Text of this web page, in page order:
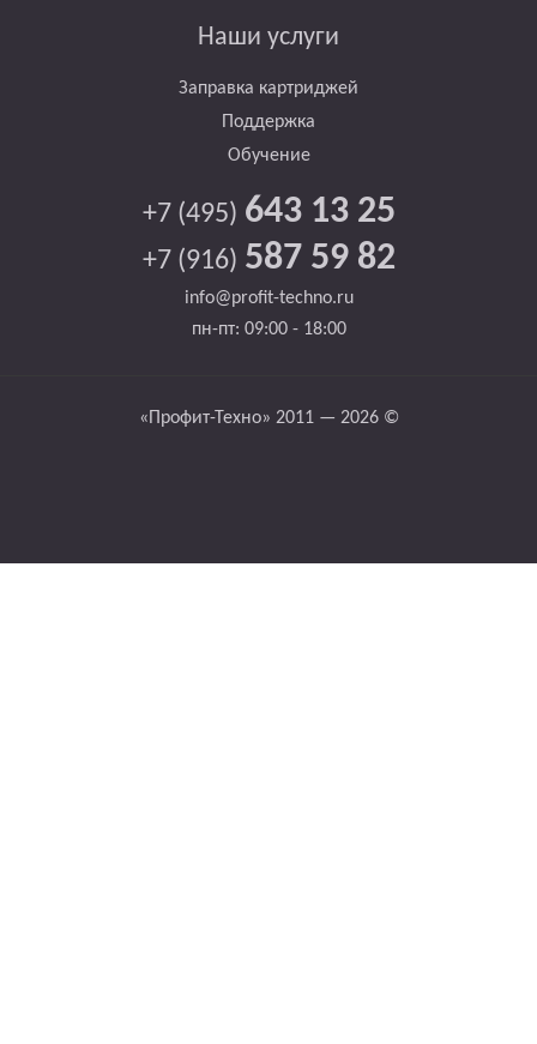
Наши услуги
Заправка картриджей
Поддержка
Обучение
+7 (495) 643 13 25
+7 (916) 587 59 82
info@profit-techno.ru
пн-пт: 09:00 - 18:00
«Профит-Техно» 2011 — 2026 ©